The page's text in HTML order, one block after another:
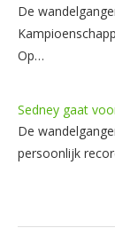
De
Op…
Sedney gaat
De
persoonlijk